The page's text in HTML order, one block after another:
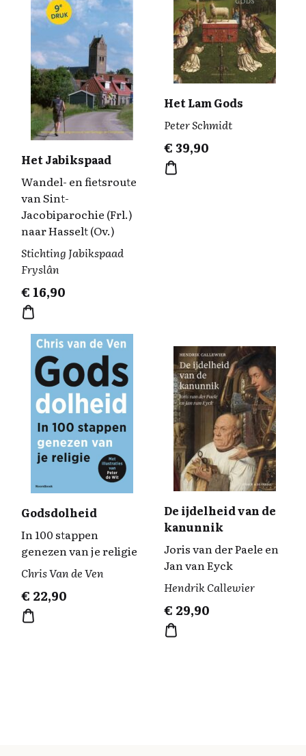
Het Jabikspaad
Wandel- en fietsroute
van Sint-
Jacobiparochie (Frl.)
naar Hasselt (Ov.)
Stichting Jabikspaad
Fryslân
€ 16,90
Het Lam Gods
Peter Schmidt
€39,90
Godsdolheid
In 100 stappen
genezen van je religie
Chris Van de Ven
€ 22,90
De ijdelheid van de
kanunnik
Joris van der Paele en
Jan van Eyck
Hendrik Callewier
€ 29,90